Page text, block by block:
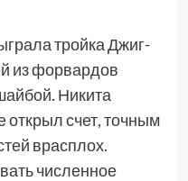
тройка Джиг-
из форвардов
Никита
открыл счет, точным
врасплох.
численное